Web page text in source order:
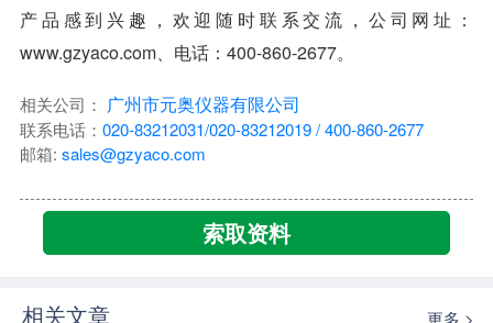
产品感到兴趣，欢迎随时联系交流，公司网址：
www.gzyaco.com、电话：400-860-2677。
相关公司： 广州市元奥仪器有限公司
联系电话： 020-83212031/020-83212019 / 400-860-2677
邮箱: sales@gzyaco.com
索取资料
相关文章 更多 >